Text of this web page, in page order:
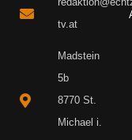
tv.at
Madstein
5b
8770 St.
Michael i.